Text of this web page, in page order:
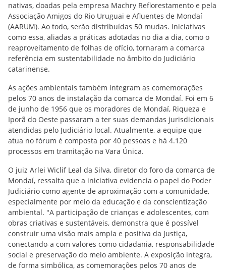
nativas, doadas pela empresa Machry Reflorestamento e pela
Associação Amigos do Rio Uruguai e Afluentes de Mondaí
(AARUM). Ao todo, serão distribuídas 50 mudas. Iniciativas
como essa, aliadas a práticas adotadas no dia a dia, como o
reaproveitamento de folhas de ofício, tornaram a comarca
referência em sustentabilidade no âmbito do Judiciário
catarinense.
As ações ambientais também integram as comemorações
pelos 70 anos de instalação da comarca de Mondaí. Foi em 6
de junho de 1956 que os moradores de Mondaí, Riqueza e
Iporã do Oeste passaram a ter suas demandas jurisdicionais
atendidas pelo Judiciário local. Atualmente, a equipe que
atua no fórum é composta por 40 pessoas e há 4.120
processos em tramitação na Vara Única.
O juiz Arlei Wiclif Leal da Silva, diretor do foro da comarca de
Mondaí, ressalta que a iniciativa evidencia o papel do Poder
Judiciário como agente de aproximação com a comunidade,
especialmente por meio da educação e da conscientização
ambiental. "A participação de crianças e adolescentes, com
obras criativas e sustentáveis, demonstra que é possível
construir uma visão mais ampla e positiva da Justiça,
conectando-a com valores como cidadania, responsabilidade
social e preservação do meio ambiente. A exposição integra,
de forma simbólica, as comemorações pelos 70 anos de